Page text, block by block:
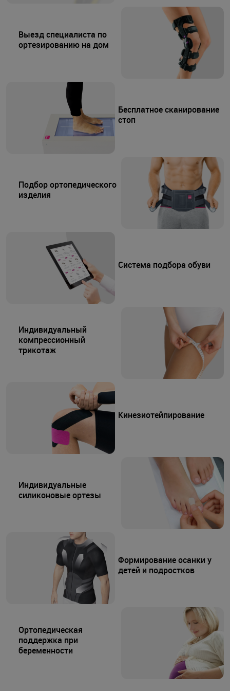
Выезд специалиста по
ортезированию на дом
Бесплатное сканирование
стоп
Подбор ортопедического
изделия
Система подбора обуви
Индивидуальный
компрессионный
трикотаж
Кинезиотейпирование
Индивидуальные
силиконовые ортезы
Формирование осанки у
детей и подростков
Ортопедическая
поддержка при
беременности